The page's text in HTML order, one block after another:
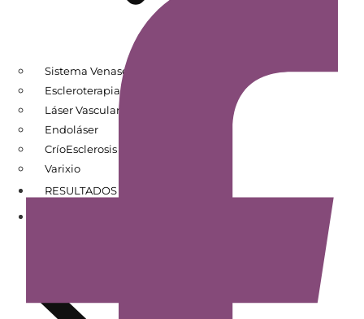
Sistema Venaseal
Escleroterapia
Láser Vascular
Endoláser
CríoEsclerosis
Varixio
RESULTADOS DE PACIENTES